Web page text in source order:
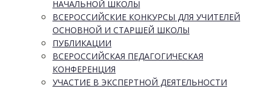
НАЧАЛЬНОЙ ШКОЛЫ
ВСЕРОССИЙСКИЕ КОНКУРСЫ ДЛЯ УЧИТЕЛЕЙ
ОСНОВНОЙ И СТАРШЕЙ ШКОЛЫ
ПУБЛИКАЦИИ
ВСЕРОССИЙСКАЯ ПЕДАГОГИЧЕСКАЯ
КОНФЕРЕНЦИЯ
УЧАСТИЕ В ЭКСПЕРТНОЙ ДЕЯТЕЛЬНОСТИ